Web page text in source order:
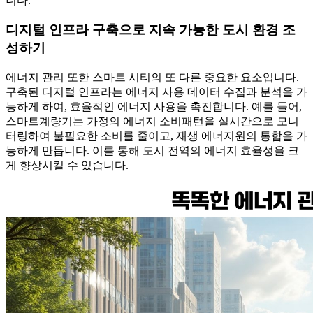
디지털 인프라 구축으로 지속 가능한 도시 환경 조
성하기
에너지 관리 또한 스마트 시티의 또 다른 중요한 요소입니다.
구축된 디지털 인프라는 에너지 사용 데이터 수집과 분석을 가
능하게 하여, 효율적인 에너지 사용을 촉진합니다. 예를 들어,
스마트계량기는 가정의 에너지 소비패턴을 실시간으로 모니
터링하여 불필요한 소비를 줄이고, 재생 에너지원의 통합을 가
능하게 만듭니다. 이를 통해 도시 전역의 에너지 효율성을 크
게 향상시킬 수 있습니다.